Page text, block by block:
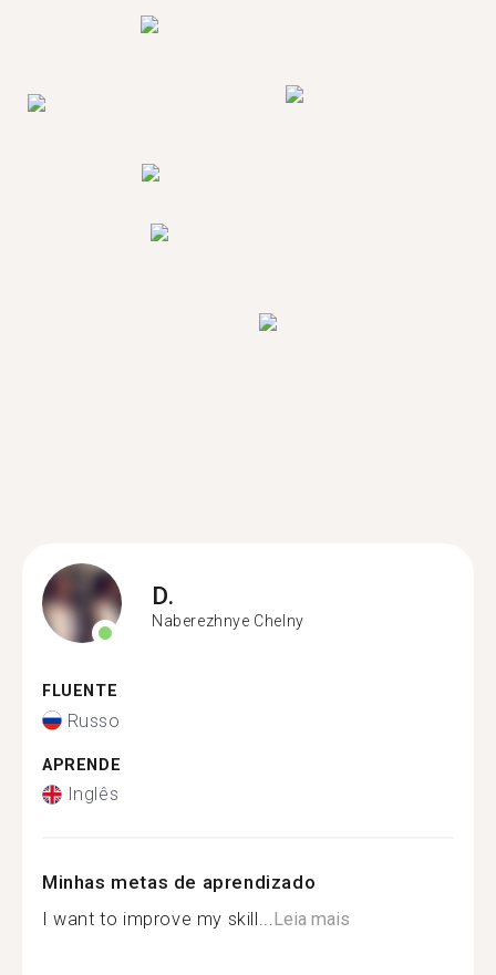
D.
Naberezhnye Chelny
FLUENTE
Russo
APRENDE
Inglês
Minhas metas de aprendizado
I want to improve my skill...Leia mais